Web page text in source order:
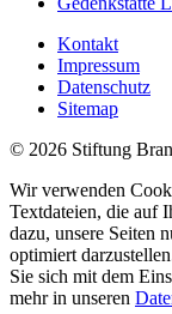
Kontakt
Impressum
Datenschutz
Sitemap
© 2026 Stiftung
Wir verwenden
Textdateien, die auf
dazu, unsere Seiten
optimiert
Sie sich mit dem
mehr in unseren